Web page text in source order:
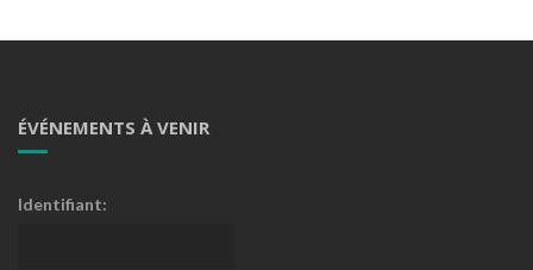
ÉVÉNEMENTS À VENIR
Identifiant: